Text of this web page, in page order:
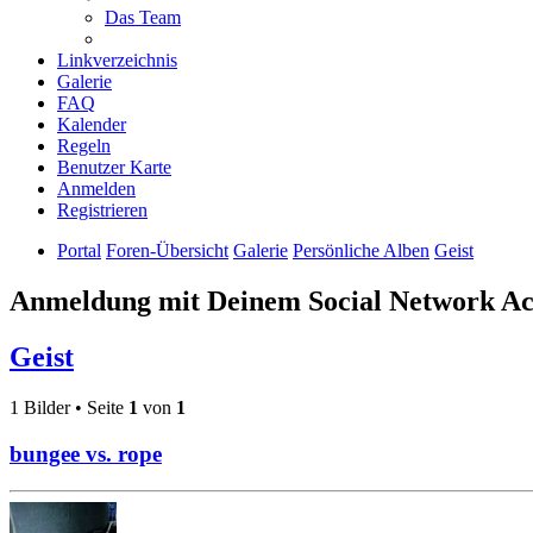
Das Team
Linkverzeichnis
Galerie
FAQ
Kalender
Regeln
Benutzer Karte
Anmelden
Registrieren
Portal Foren-Übersicht Galerie Persönliche Alben Geist
Anmeldung mit Deinem Social Network
Geist
1 Bilder • Seite 1 von 1
bungee vs. rope